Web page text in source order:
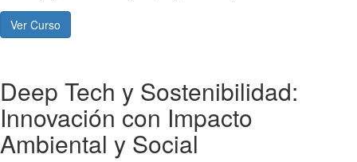
Ver Curso
Deep Tech y Sostenibilidad:
Innovación con Impacto
Ambiental y Social